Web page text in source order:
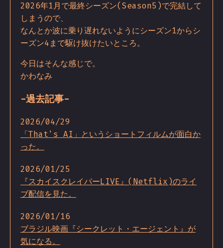
2026年1月で最終シーズン(Season5)で完結して
しまうので、
なんとか波に乗り遅れないようにシーズン1からシ
ーズン4まで駆け抜けたいところ。
今日はそんな感じで。
かわなみ
-過去記事-
2026/04/29
「That's AI」というショートフィルムが面白か
った。
2026/01/25
『スカイスクレイパーLIVE』(Netflix)のライ
ブ配信を見た。
2026/01/16
ブラジル映画『シークレット・エージェント』が
気になる。